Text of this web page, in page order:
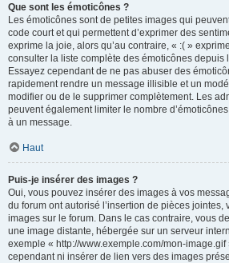
Que sont les émoticônes ?
Les émoticônes sont de petites images qui
code court et qui permettent d’exprimer des
exprime la joie, alors qu’au contraire, « :( »
consulter la liste complète des émoticônes depuis
Essayez cependant de ne pas abuser des
rapidement rendre un message illisible et un
modifier ou de le supprimer complètement. Les
peuvent également limiter le nombre
à un message.
Haut
Puis-je insérer des images ?
Oui, vous pouvez insérer des images à vos
du forum ont autorisé l’insertion de pièces jointes,
images sur le forum. Dans le cas contraire, vous
une image distante, hébergée sur un serveur
exemple « http://www.exemple.com/mon-image.gif
cependant ni insérer de lien vers des images